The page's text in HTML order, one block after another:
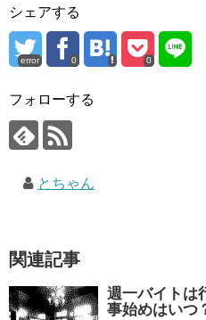
シェアする
error 0 0
フォローする
とちゃん
関連記事
週一バイトは
事始めはいつ